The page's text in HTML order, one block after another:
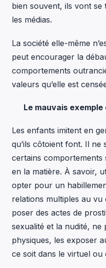
bien souvent, ils vont
les médias.
La société elle-même
peut encourager la
comportements
valeurs qu’elle est
Le mauvais exemple
Les enfants imitent en
qu’ils côtoient font. Il ne
certains comportements
en la matière. À savoir,
opter pour un
relations multiples au
poser des actes de
sexualité et la nudité, ne
physiques, les exposer
ce soit dans le virtuel ou